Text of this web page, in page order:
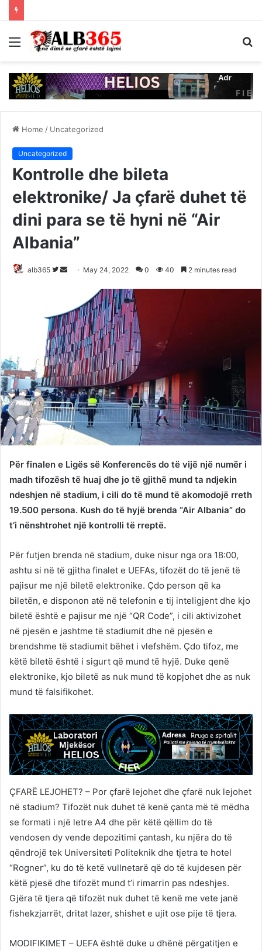
Menu
Home / Uncategorized
Uncategorized
Kontrolle dhe bileta
elektronike/ Ja çfarë duhet të
dini para se të hyni në “Air
Albania”
alb365
Follow
Send May 24, 2022 0 40 2 minutes read
Për finalen e Ligës së Konferencës do të vijë një numër i
madh tifozësh të huaj dhe jo të gjithë mund ta ndjekin
ndeshjen në stadium, i cili do të mund të akomodojë rreth
19.500 persona. Kush do të hyjë brenda “Air Albania” do
t’i nënshtrohet një kontrolli të rreptë.
Për futjen brenda në stadium, duke nisur nga ora 18:00,
ashtu si në të gjitha finalet e UEFAs, tifozët do të jenë të
pajisur me një biletë elektronike. Çdo person që ka
biletën, e disponon atë në telefonin e tij inteligjent dhe kjo
biletë është e pajisur me një “QR Code”, i cili aktivizohet
në pjesën e jashtme të stadiumit dhe në pjesën e
brendshme të stadiumit bëhet i vlefshëm. Çdo tifoz, me
këtë biletë është i sigurt që mund të hyjë. Duke qenë
elektronike, kjo biletë as nuk mund të kopjohet dhe as nuk
mund të falsifikohet.
ÇFARË LEJOHET? – Por çfarë lejohet dhe çfarë nuk lejohet
në stadium? Tifozët nuk duhet të kenë çanta më të mëdha
se formati i një letre A4 dhe për këtë qëllim do të
vendosen dy vende depozitimi çantash, ku njëra do të
qëndrojë tek Universiteti Politeknik dhe tjetra te hotel
“Rogner”, ku do të ketë vullnetarë që do të kujdesen për
këtë pjesë dhe tifozët mund t’i rimarrin pas ndeshjes.
Gjëra të tjera që tifozët nuk duhet të kenë me vete janë
fishekzjarrët, dritat lazer, shishet e ujit ose pije të tjera.
MODIFIKIMET – UEFA është duke u dhënë përgatitjen e